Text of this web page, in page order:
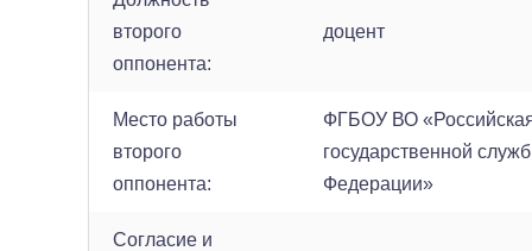
второго
оппонента:
доцент
Место работы
второго
оппонента:
ФГБОУ ВО
государственной
Федерации»
Согласие и